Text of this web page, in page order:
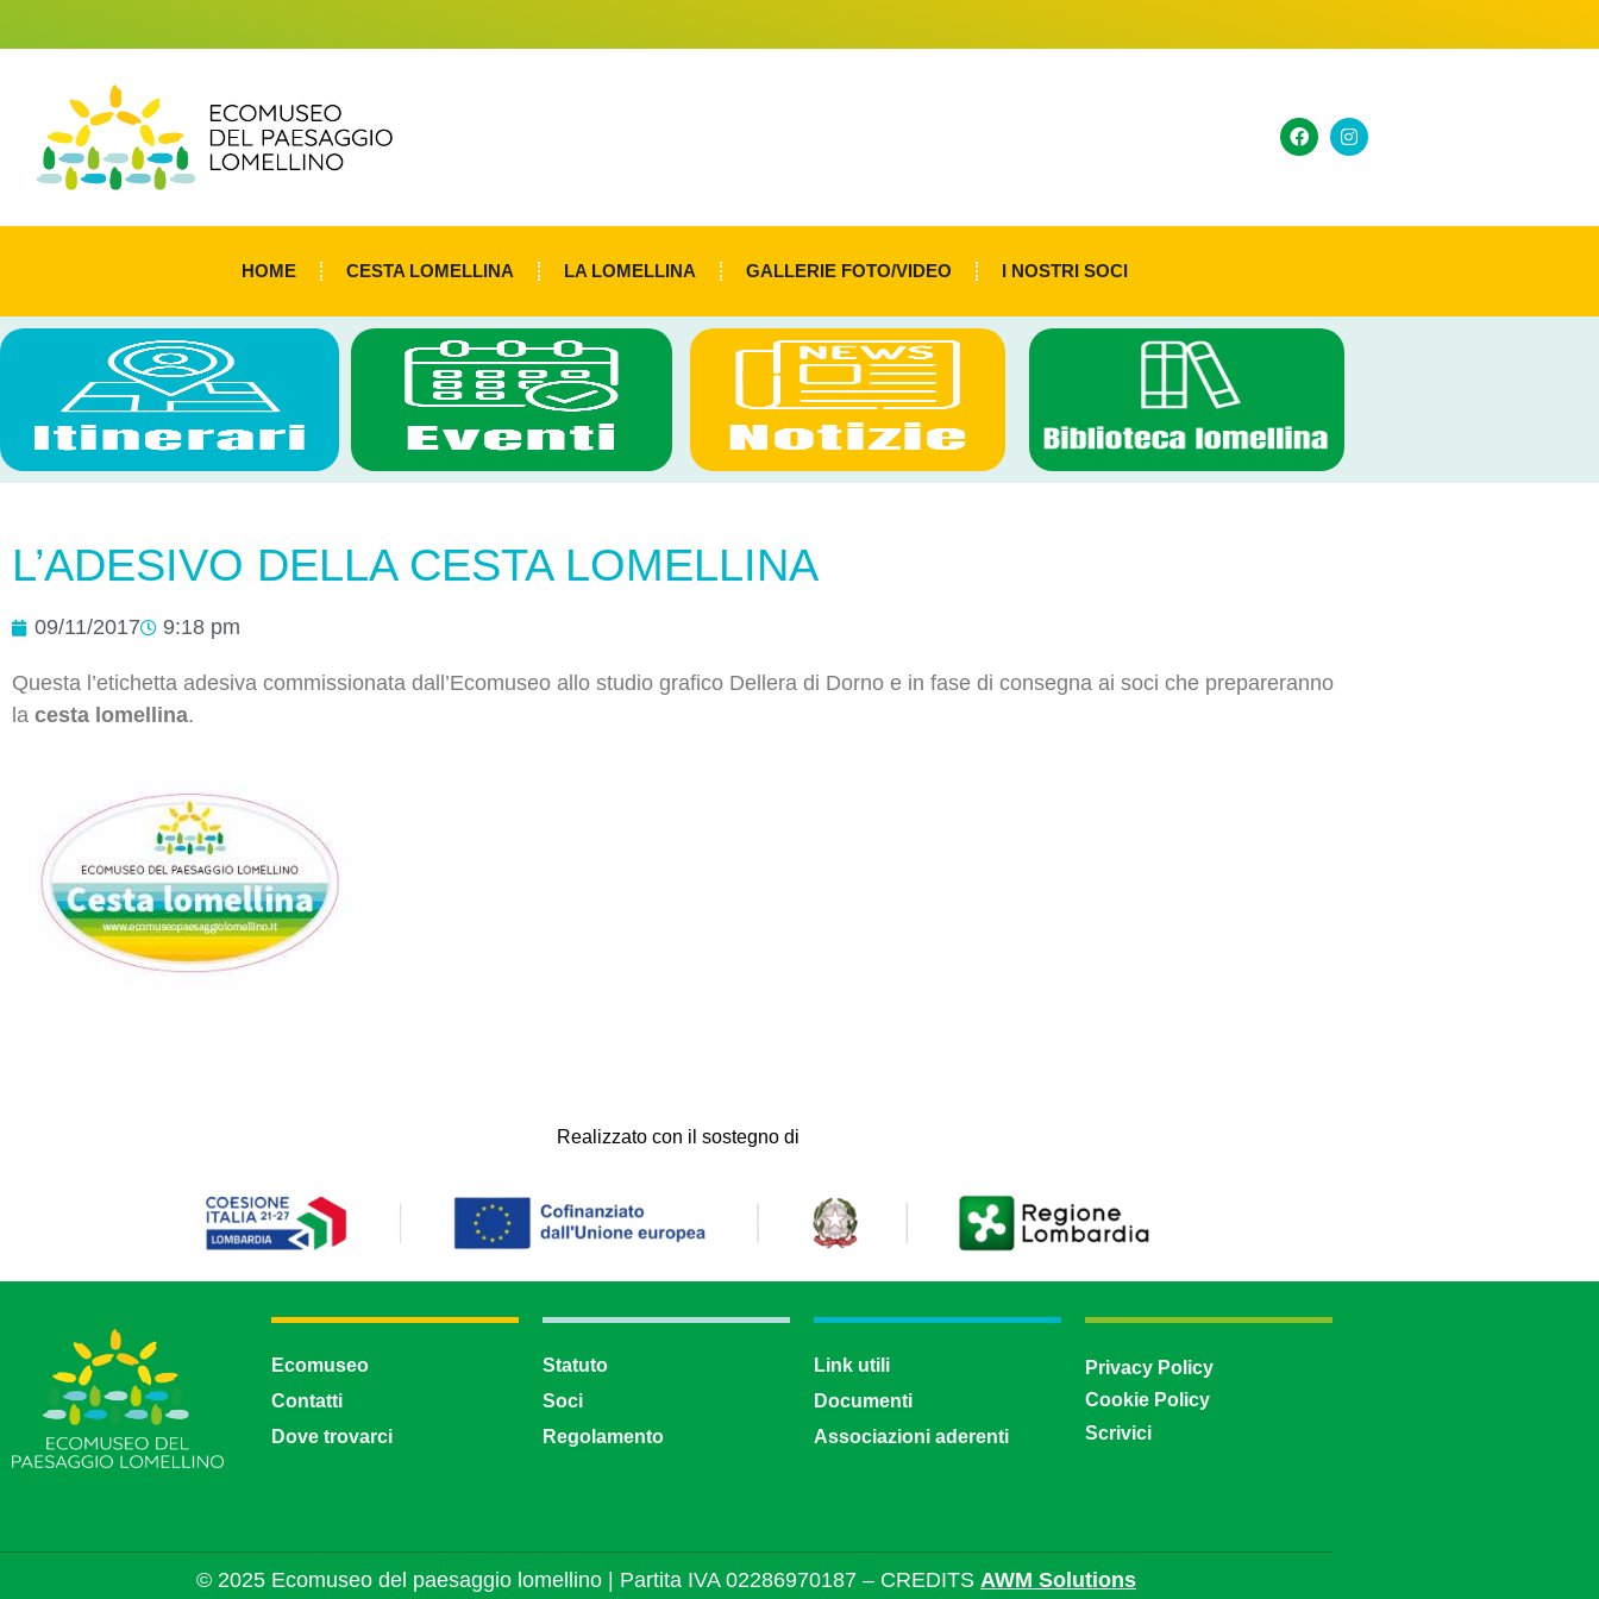
HOME CESTA LOMELLINA LA LOMELLINA GALLERIE FOTO/VIDEO I NOSTRI SOCI
L’ADESIVO DELLA CESTA LOMELLINA
09/11/2017 9:18 pm
Questa l’etichetta adesiva commissionata dall’Ecomuseo allo studio grafico Dellera di Dorno e in fase di consegna ai soci che prepareranno
la cesta lomellina.
Realizzato con il sostegno di
Ecomuseo
Contatti
Dove trovarci
Statuto
Soci
Regolamento
Link utili
Documenti
Associazioni aderenti
Privacy Policy
Cookie Policy
Scrivici
© 2025 Ecomuseo del paesaggio lomellino | Partita IVA 02286970187 – CREDITS AWM Solutions